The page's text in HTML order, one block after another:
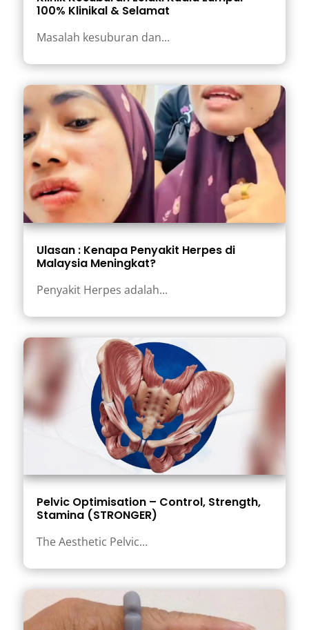
100% Klinikal & Selamat
Masalah kesuburan dan...
Ulasan : Kenapa Penyakit Herpes di
Malaysia Meningkat?
Penyakit Herpes adalah...
Pelvic Optimisation – Control, Strength,
Stamina (STRONGER)
The Aesthetic Pelvic...